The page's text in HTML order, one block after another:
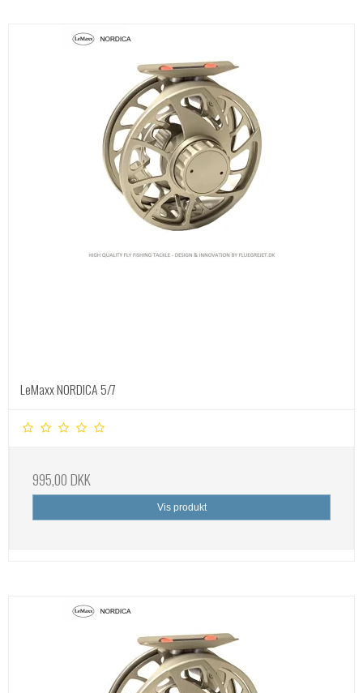
LeMaxx NORDICA 5/7
995,00 DKK
Vis produkt